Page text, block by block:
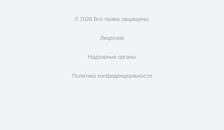
© 2026 Все права защищены.
Лицензии
Надзорные органы
Политика конфиденциальности